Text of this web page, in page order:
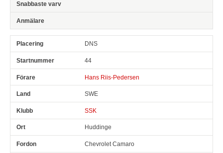
DNS
44
Hans Riis-Pedersen
SWE
SSK
Huddinge
Chevrolet Camaro